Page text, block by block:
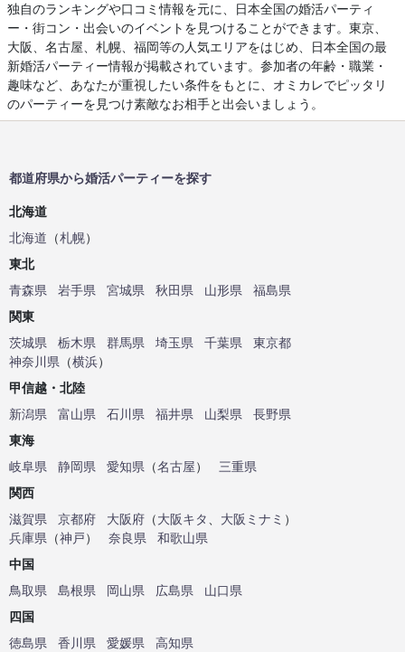
独自のランキングや口コミ情報を元に、日本全国の婚活パーティ
ー・街コン・出会いのイベントを見つけることができます。東京、
大阪、名古屋、札幌、福岡等の人気エリアをはじめ、日本全国の最
新婚活パーティー情報が掲載されています。参加者の年齢・職業・
趣味など、あなたが重視したい条件をもとに、オミカレでピッタリ
のパーティーを見つけ素敵なお相手と出会いましょう。
都道府県から婚活パーティーを探す
北海道
北海道 （札幌）
東北
青森県
岩手県 宮城県 秋田県 山形県
福島県
関東
茨城県
栃木県 群馬県 埼玉県 千葉県
東京都
神奈川県 （横浜）
甲信越・北陸
新潟県
富山県 石川県 福井県 山梨県
長野県
東海
岐阜県
静岡県 愛知県 （名古屋）
三重県
関西
滋賀県
京都府 大阪府 （大阪キタ 大阪ミナミ ）
兵庫県 （神戸） 奈良県
和歌山県
中国
鳥取県
島根県 岡山県 広島県
山口県
四国
徳島県
香川県 愛媛県
高知県